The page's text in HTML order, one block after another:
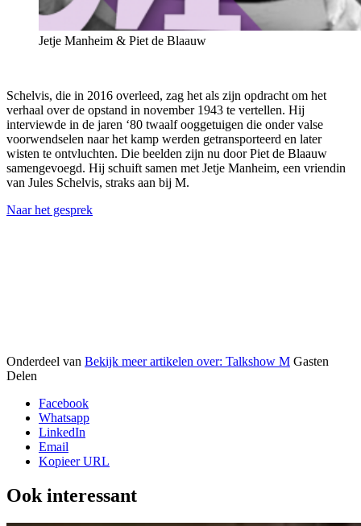
Jetje Manheim & Piet de Blaauw
Schelvis, die in 2016 overleed, zag het als zijn opdracht om het
verhaal over de opstand in november 1943 te vertellen. Hij
interviewde in de jaren ‘80 twaalf ooggetuigen die onder valse
voorwendselen naar het kamp werden getransporteerd en later
wisten te ontvluchten. Die beelden zijn nu door Piet de Blaauw
samengevoegd. Hij schuift samen met Jetje Manheim, een vriendin
van Jules Schelvis, straks aan bij M.
Naar het gesprek
Onderdeel van Bekijk meer artikelen over: Talkshow M Gasten
Delen
Facebook
Whatsapp
LinkedIn
Email
Kopieer URL
Ook interessant